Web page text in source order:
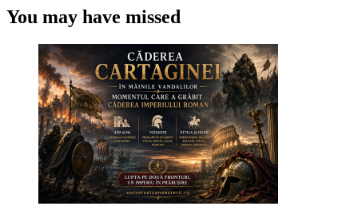
You may have missed